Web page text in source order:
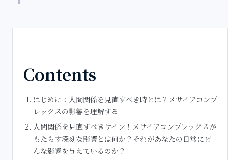
Contents
はじめに：人間関係を見直すべき時とは？メサイアコンプ
レックスの影響を理解する
人間関係を見直すべきサイン！メサイアコンプレックスが
もたらす深刻な影響とは何か？それがあなたの日常にど
んな影響を与えているのか？